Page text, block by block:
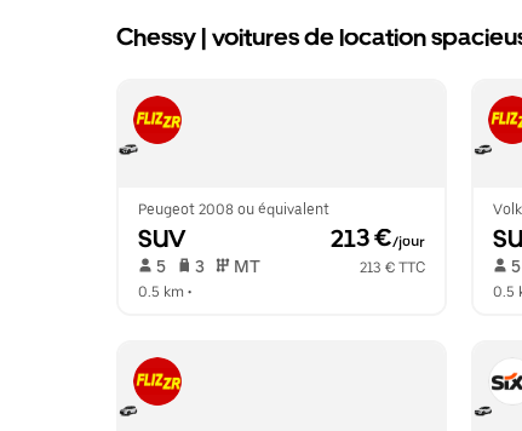
Chessy | voitures de location
Peugeot 2008 ou équivalent
SUV 213 €/jour
5 3 MT
213 € TTC
0.5 km •
5
0.5